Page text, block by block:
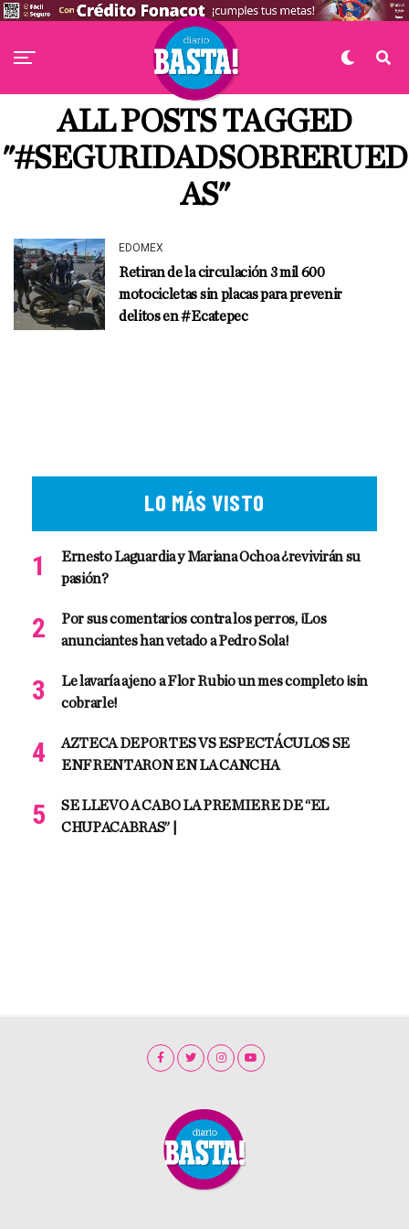
ALL POSTS TAGGED
"#SEGURIDADSOBRERUED
AS"
EDOMEX
Retiran de la circulación 3 mil 600
motocicletas sin placas para prevenir
delitos en #Ecatepec
LO MÁS VISTO
Ernesto Laguardia y Mariana Ochoa ¿revivirán su
pasión?
Por sus comentarios contra los perros, ¡Los
anunciantes han vetado a Pedro Sola!
Le lavaría ajeno a Flor Rubio un mes completo ¡sin
cobrarle!
AZTECA DEPORTES VS ESPECTÁCULOS SE
ENFRENTARON EN LA CANCHA
SE LLEVO A CABO LA PREMIERE DE “EL
CHUPACABRAS” |